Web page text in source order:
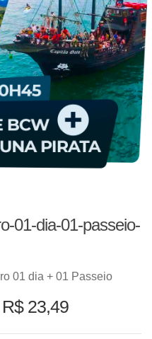
01-dia-01-passeio-
01 dia + 01 Passeio
23,49